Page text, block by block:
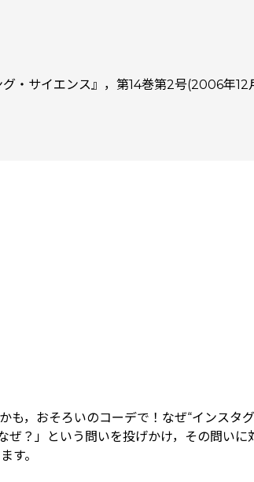
・サイエンス』，第14巻第2号(2006年12
，おそろいのコーデで！なぜ“インスタ
？」という問いを投げかけ，その問い
す。